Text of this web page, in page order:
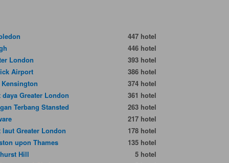
447 hotel
446 hotel
London
393 hotel
Airport
386 hotel
Kensington
374 hotel
daya Greater London
361 hotel
Terbang Stansted
263 hotel
217 hotel
laut Greater London
178 hotel
upon Thames
135 hotel
Hill
5 hotel